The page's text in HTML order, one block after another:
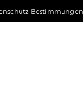
Bestimmungen